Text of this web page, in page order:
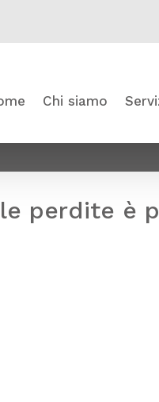
Chi siamo
perdite è